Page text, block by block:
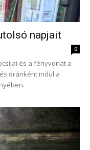
napjait
0
és a fényvonat a
óránként indul a